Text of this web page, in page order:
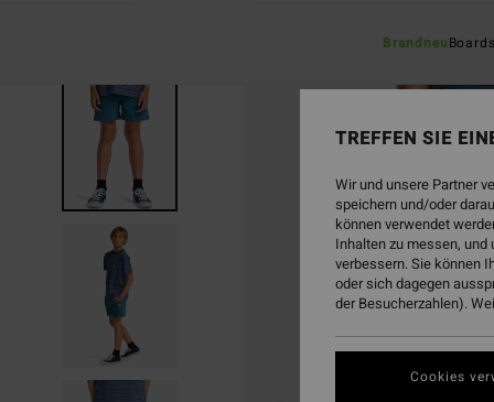
Brandneu
TREFFEN SIE
Wir und unsere Partner
speichern und/oder
können verwendet
Inhalten zu messen, und
verbessern. Sie können
oder sich dagegen
der Besucherzahlen).
Cookies